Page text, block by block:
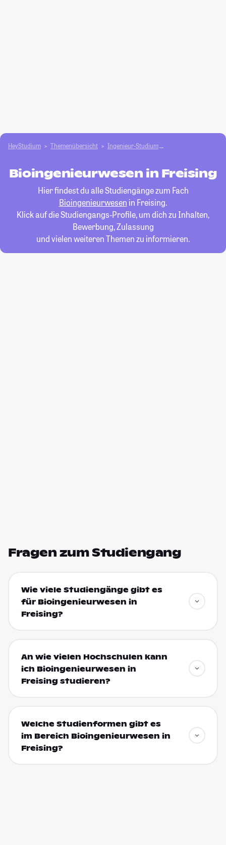
HeyStudium Themenübersicht Ingenieur-Studium
Bioingenieurwesen in Freising
Hier findest du alle Studiengänge zum Fach
Bioingenieurwesen in Freising.
Klick auf die Studiengangs-Profile, um dich zu Inhalten,
Bewerbung, Zulassung
und vielen weiteren Themen zu informieren.
Fragen zum Studiengang
Wie viele Studiengänge gibt es
für Bioingenieurwesen in
Freising?
An wie vielen Hochschulen kann
ich Bioingenieurwesen in
Freising studieren?
Welche Studienformen gibt es
im Bereich Bioingenieurwesen in
Freising?